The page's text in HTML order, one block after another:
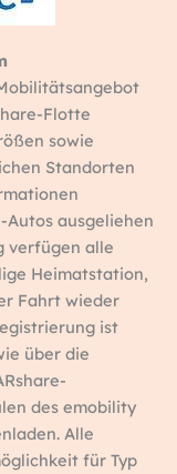
Flotte
sowie
Standorten
Autos ausgeliehen
verfügen alle
Heimatstation,
Fahrt wieder
ist
über die
des emobility
Alle
für Typ